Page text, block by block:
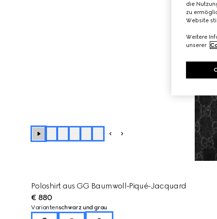
Poloshirt aus GG Baumwoll-Piqué-Jacquard
€ 880
Variantenschwarz und grau
die
zu
Website
Weitere
unserer